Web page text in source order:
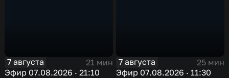
7 августа
21 мин
Эфир 07.08.2026 · 21:10
7 августа
25 мин
Эфир 07.08.2026 · 11:30